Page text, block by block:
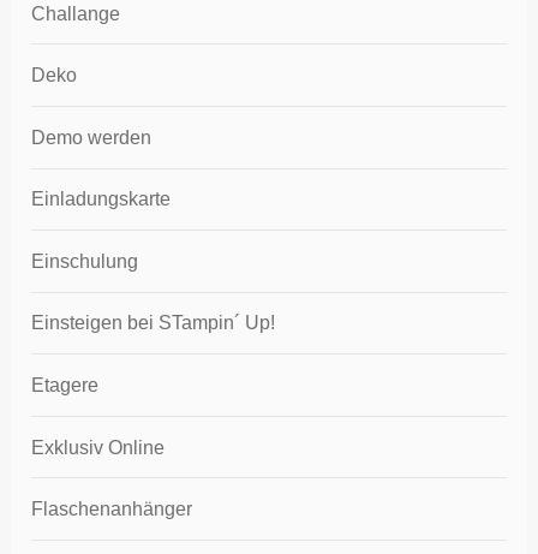
Challange
Deko
Demo werden
Einladungskarte
Einschulung
Einsteigen bei STampin´ Up!
Etagere
Exklusiv Online
Flaschenanhänger